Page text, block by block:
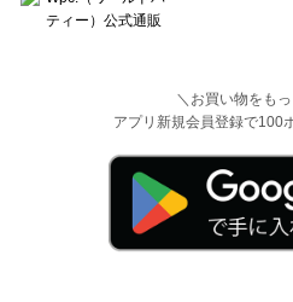
＼お買い物をも
アプリ新規会員登録で100